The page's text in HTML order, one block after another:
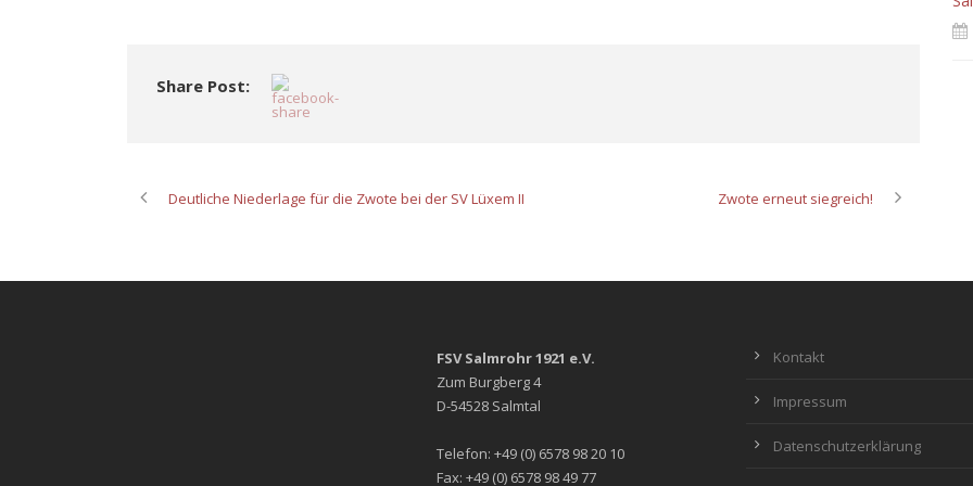
Share Post:
Deutliche Niederlage für die Zwote bei der SV Lüxem II Zwote erneut siegreich!
FSV Salmrohr 1921 e.V.
Zum Burgberg 4
D-54528 Salmtal
Telefon: +49 (0) 6578 98 20 10
Fax: +49 (0) 6578 98 49 77
Kontakt
Impressum
Datenschutzerklärung